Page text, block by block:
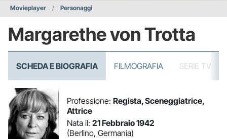
Movieplayer Personaggi
Margarethe von Trotta
SCHEDA E BIOGRAFIA FILMOGRAFIA SERIE TV
Professione: Regista, Sceneggiatrice,
Attrice
Nata il: 21 Febbraio 1942
(Berlino, Germania)